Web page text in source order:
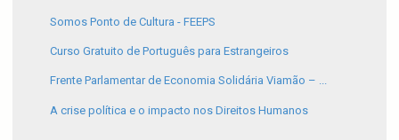
Somos Ponto de Cultura - FEEPS
Curso Gratuito de Português para Estrangeiros
Frente Parlamentar de Economia Solidária Viamão – ...
A crise política e o impacto nos Direitos Humanos